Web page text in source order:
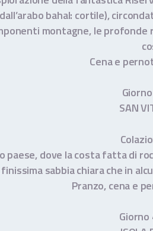
bahal: cortile),
montagne, le
Cena e
SAN
dove la costa fatta di
sabbia chiara che in
Pranzo, cena e